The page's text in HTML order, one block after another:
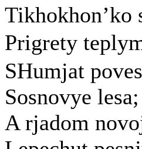
Tikhokhon’ko
Prigrety
SHumjat
Sosnovye lesa;
A rjadom